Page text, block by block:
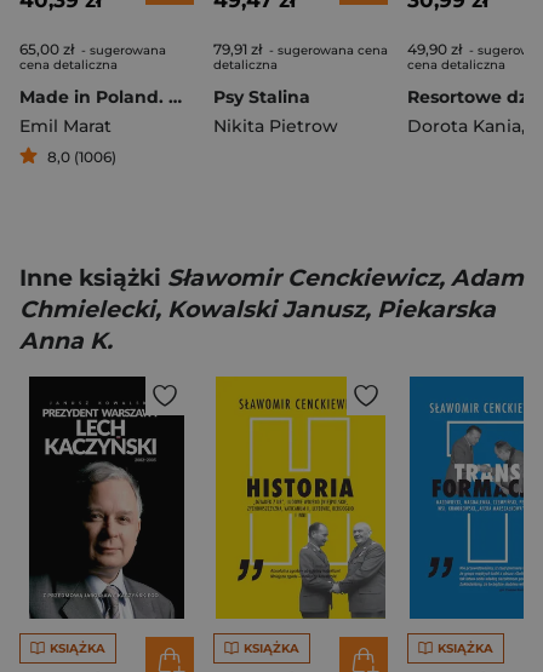
65,00 zł - sugerowana
cena detaliczna
Made in Poland. Wspomnienia żołnierza Kedywu Stanisława Likiernika
Emil Marat
8,0 (1006)
79,91 zł - sugerowana cena
detaliczna
Psy Stalina
Nikita Pietrow
49,90 zł -
cena detaliczna
Dorota Kania,
Inne książki Sławomir Cenckiewicz, Adam
Chmielecki, Kowalski Janusz, Piekarska
Anna K.
KSIĄŻKA KSIĄŻKA KSIĄŻKA